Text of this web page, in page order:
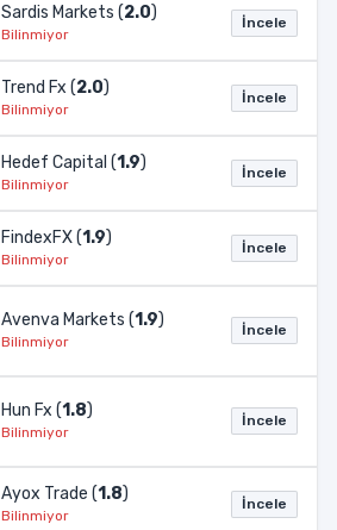
Sardis Markets (2.0)
Bilinmiyor
İncele
Trend Fx (2.0)
Bilinmiyor
İncele
Hedef Capital (1.9)
Bilinmiyor
İncele
FindexFX (1.9)
Bilinmiyor
İncele
Avenva Markets (1.9)
Bilinmiyor
İncele
Hun Fx (1.8)
Bilinmiyor
İncele
Ayox Trade (1.8)
Bilinmiyor
İncele